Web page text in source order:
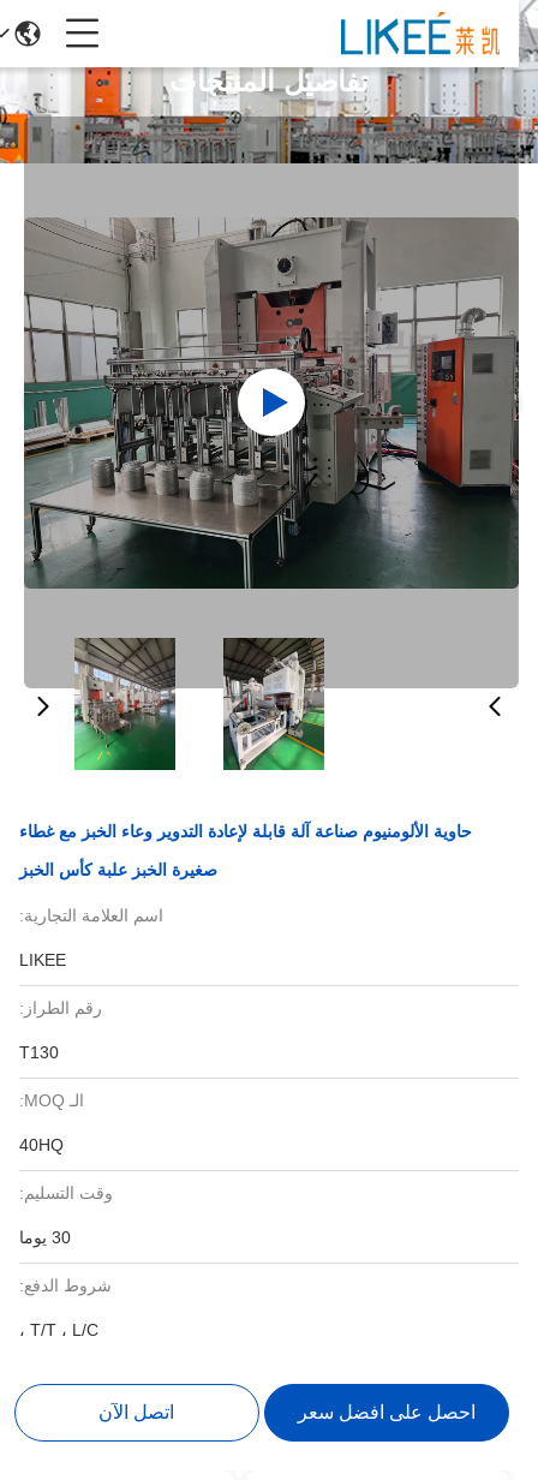
تفاصيل المنتجات
حاوية الألومنيوم صناعة آلة قابلة لإعادة التدوير وعاء الخبز مع غطاء
صغيرة الخبز علبة كأس الخبز
اسم العلامة التجارية:
LIKEE
رقم الطراز:
T130
الـ MOQ:
40HQ
وقت التسليم:
30 يوما
شروط الدفع:
T/T ، L/C ،
احصل على افضل سعر اتصل الآن